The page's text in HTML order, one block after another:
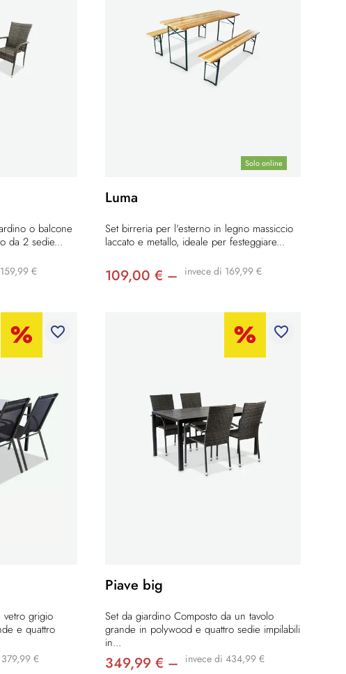
o balcone
da 2 sedie...
€
Solo online
Luma
Set birreria per l'esterno in legno massiccio
laccato e metallo, ideale per festeggiare...
109,00 € – invece di 169,99 €
favorite_border
vetro grigio
e quattro
€
favorite_border
Piave big
Set da giardino Composto da un tavolo
grande in polywood e quattro sedie impilabili
in...
349,99 € – invece di 434,99 €